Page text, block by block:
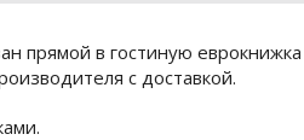
прямой в гостиную еврокнижка
с доставкой.